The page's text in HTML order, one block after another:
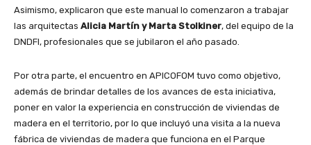
Asimismo, explicaron que este manual lo comenzaron a trabajar
las arquitectas Alicia Martín y Marta Stolkiner, del equipo de la
DNDFI, profesionales que se jubilaron el año pasado.
Por otra parte, el encuentro en APICOFOM tuvo como objetivo,
además de brindar detalles de los avances de esta iniciativa,
poner en valor la experiencia en construcción de viviendas de
madera en el territorio, por lo que incluyó una visita a la nueva
fábrica de viviendas de madera que funciona en el Parque